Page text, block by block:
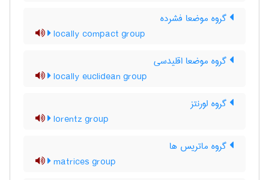
گروه موضعا فشرده
locally compact group
گروه موضعا اقلیدسی
locally euclidean group
گروه لورنتز
lorentz group
گروه ماتریس ها
matrices group